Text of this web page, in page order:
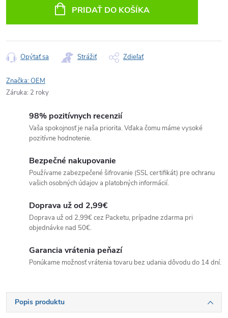
PRIDAŤ DO KOŠÍKA
Opýtať sa Strážiť Zdieľať
Značka:OEM
Záruka: 2 roky
98% pozitívnych recenzií
Vaša spokojnosť je naša priorita. Vďaka čomu máme vysoké
pozitívne hodnotenie.
Bezpečné nakupovanie
Používame zabezpečené šifrovanie (SSL certifikát) pre ochranu
vašich osobných údajov a platobných informácií.
Doprava už od 2,99€
Doprava už od 2,99€ cez Packetu, prípadne zdarma pri
objednávke nad 50€.
Garancia vrátenia peňazí
Ponúkame možnosť vrátenia tovaru bez udania dôvodu do 14 dní.
Popis produktu